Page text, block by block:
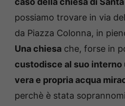
possiamo trovare in via
da Piazza Colonna, in
Una chiesa che, forse in
custodisce al suo interno
vera e propria acqua
perchè è stata